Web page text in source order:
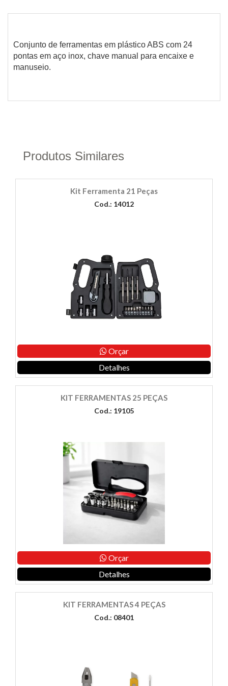
Conjunto de ferramentas em plástico ABS com 24
pontas em aço inox, chave manual para encaixe e
manuseio.
Produtos Similares
Kit Ferramenta 21 Peças
Cod.: 14012
Orçar
Detalhes
KIT FERRAMENTAS 25 PEÇAS
Cod.: 19105
Orçar
Detalhes
KIT FERRAMENTAS 4 PEÇAS
Cod.: 08401